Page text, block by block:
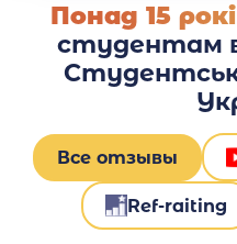
Понад 15
студентам
Все отзывы
Ref-raiting